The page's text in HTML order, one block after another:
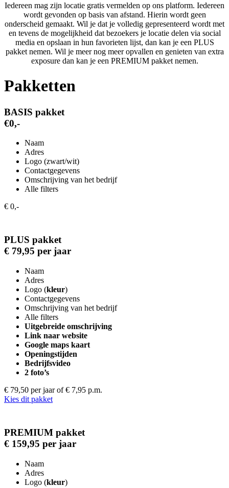
Iedereen mag zijn locatie gratis vermelden op ons platform. Iedereen
wordt gevonden op basis van afstand. Hierin wordt geen
onderscheid gemaakt. Wil je dat je volledig gepresenteerd wordt met
en tevens de mogelijkheid dat bezoekers je locatie delen via social
media en opslaan in hun favorieten lijst, dan kan je een PLUS
pakket nemen. Wil je meer nog meer opvallen en genieten van extra
exposure dan kan je een PREMIUM pakket nemen.
Pakketten
BASIS pakket
€0,-
Naam
Adres
Logo (zwart/wit)
Contactgegevens
Omschrijving van het bedrijf
Alle filters
€ 0,-
PLUS pakket
€ 79,95 per jaar
Naam
Adres
Logo (kleur)
Contactgegevens
Omschrijving van het bedrijf
Alle filters
Uitgebreide omschrijving
Link naar website
Google maps kaart
Openingstijden
Bedrijfsvideo
2 foto’s
€ 79,50 per jaar of € 7,95 p.m.
Kies dit pakket
PREMIUM pakket
€ 159,95 per jaar
Naam
Adres
Logo (kleur)